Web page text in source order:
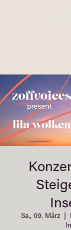
Sa., 09. März
  |